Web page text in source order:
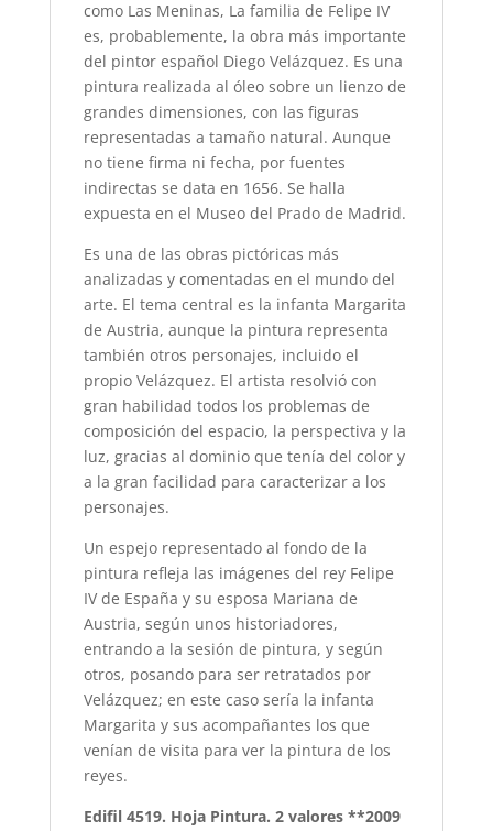
como Las Meninas, La familia de Felipe IV
es, probablemente, la obra más importante
del pintor español Diego Velázquez. Es una
pintura realizada al óleo sobre un lienzo de
grandes dimensiones, con las figuras
representadas a tamaño natural. Aunque
no tiene firma ni fecha, por fuentes
indirectas se data en 1656. Se halla
expuesta en el Museo del Prado de Madrid.
Es una de las obras pictóricas más
analizadas y comentadas en el mundo del
arte. El tema central es la infanta Margarita
de Austria, aunque la pintura representa
también otros personajes, incluido el
propio Velázquez. El artista resolvió con
gran habilidad todos los problemas de
composición del espacio, la perspectiva y la
luz, gracias al dominio que tenía del color y
a la gran facilidad para caracterizar a los
personajes.
Un espejo representado al fondo de la
pintura refleja las imágenes del rey Felipe
IV de España y su esposa Mariana de
Austria, según unos historiadores,
entrando a la sesión de pintura, y según
otros, posando para ser retratados por
Velázquez; en este caso sería la infanta
Margarita y sus acompañantes los que
venían de visita para ver la pintura de los
reyes.
Edifil 4519. Hoja Pintura. 2 valores **2009